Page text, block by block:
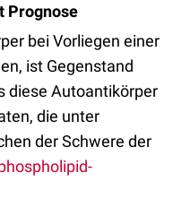
Prognose
bei Vorliegen einer
ist Gegenstand
diese Autoantikörper
die unter
der Schwere der